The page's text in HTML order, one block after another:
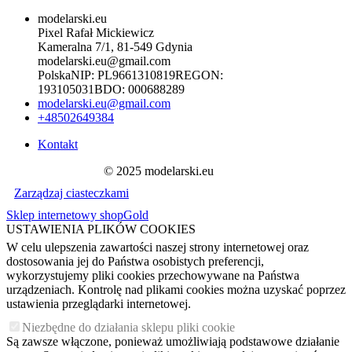
modelarski.eu
Pixel Rafał Mickiewicz
Kameralna 7/1, 81-549 Gdynia
modelarski.eu@gmail.com
PolskaNIP: PL9661310819REGON:
193105031BDO: 000688289
modelarski.eu@gmail.com
+48502649384
Kontakt
© 2025 modelarski.eu
Zarządzaj ciasteczkami
Sklep internetowy shopGold
USTAWIENIA PLIKÓW COOKIES
W celu ulepszenia zawartości naszej strony internetowej oraz
dostosowania jej do Państwa osobistych preferencji,
wykorzystujemy pliki cookies przechowywane na Państwa
urządzeniach. Kontrolę nad plikami cookies można uzyskać poprzez
ustawienia przeglądarki internetowej.
Niezbędne do działania sklepu pliki cookie
Są zawsze włączone, ponieważ umożliwiają podstawowe działanie